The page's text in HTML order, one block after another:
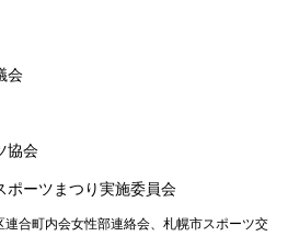
会
協会
ーツまつり実施委員会
合町内会女性部連絡会、札幌市スポーツ交